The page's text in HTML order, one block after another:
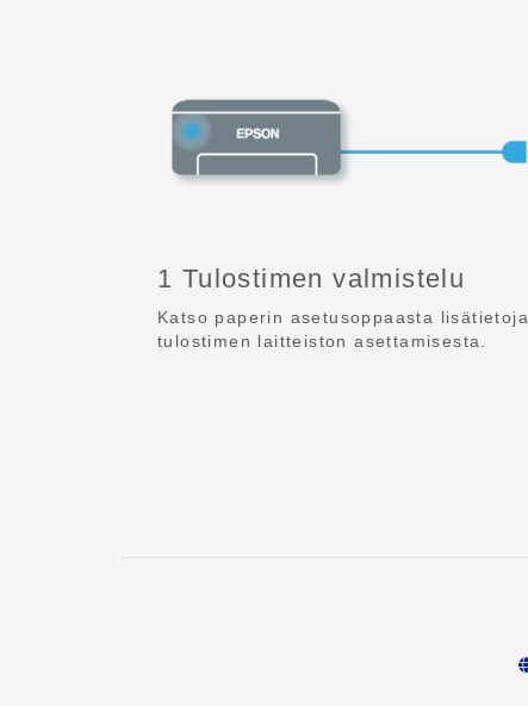
1 Tulostimen valmistelu
Katso paperin asetusoppaasta lisätietoja
tulostimen laitteiston asettamisesta.